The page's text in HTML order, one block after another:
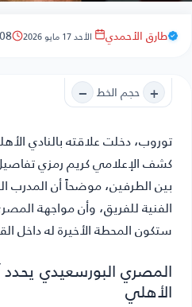
طارق الأحمدي الأحد 17 مايو 2026
+ حجم الخط −
توروب، دخلت علاقته بالنادي
كشف الإعلامي كريم رمزي تفاصيل
بين الطرفين، موضحاً أن المدرب
الفنية للفريق، وأن مواجهة
ستكون المحطة الأخيرة له داخل
المصري البورسعيدي
الأهلي